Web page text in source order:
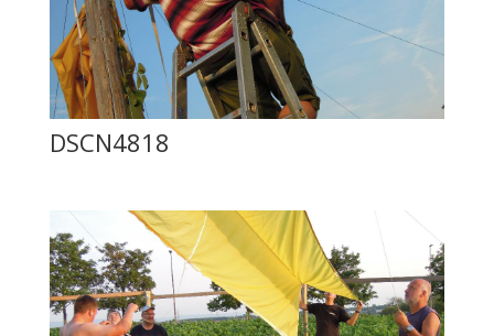
DSCN4818